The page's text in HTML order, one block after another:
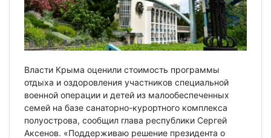
Власти Крыма оценили стоимость программы
отдыха и оздоровления участников специальной
военной операции и детей из малообеспеченных
семей на базе санаторно-курортного комплекса
полуострова, сообщил глава республики Сергей
Аксенов. «Поддерживаю решение президента о